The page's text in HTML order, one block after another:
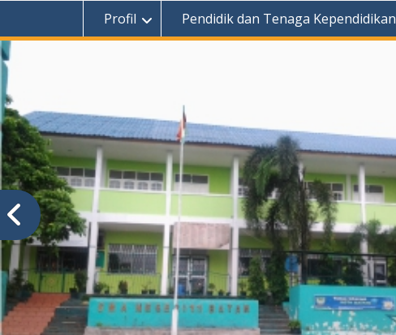
Profil Pendidik dan Tenaga Kependidikan